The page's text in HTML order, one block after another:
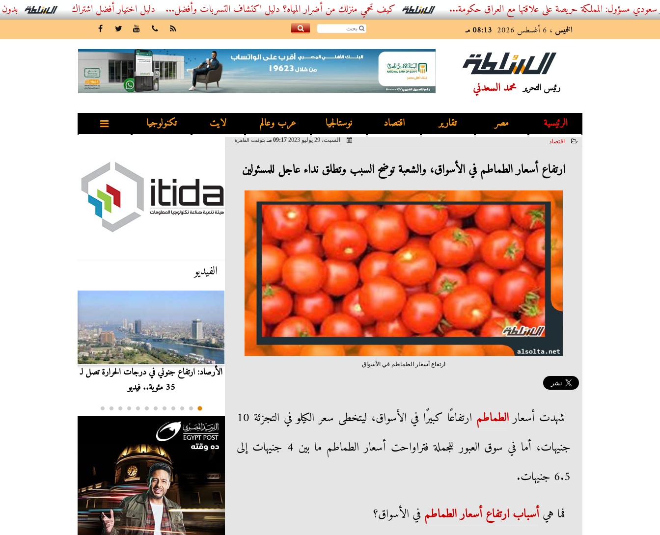
أفضل اشتراك IPTV بدون تقطيع 2026 – دليل المشاهد العصري المملكة حريصة على علاقتها مع العراق حكومة... كيف تحمي منزلك من أضرار المياه؟ دليل اكتشاف التسربات وأفضل...
الخميس ، 6 أغسطس 2026 08:13 مـ
رئيس التحرير محمد السعدني
الرئيسية مصر تقارير اقتصاد نوستالجيا عرب وعالم لايت تكنولوجيا
اقتصاد السبت، 29 يوليو 2023 09:17 مـ بتوقيت القاهرة
ارتفاع أسعار الطماطم في الأسواق، والشعبة توضح السبب وتطلق نداء عاجل للمسئولين
ارتفاع أسعار الطماطم في الأسواق
شهدت أسعارالطماطم
ارتفاعًا كبيرًا في الأسواق، ليتخطى سعر الكيلو في التجزئة 10
جنيهات، أما في سوق العبور للجملة فتراواحت أسعار الطماطم ما بين 4 جنيهات إلى
6.5 جنيهات.
فما هيأسباب ارتفاع أسعار الطماطمفي الأسواق؟
الفيديو
بث مباشر.. مباراة الزمالك وسيراميكا كليوباترا في
الأرصاد: ارتفاع جنوني في درجات الحرارة تصل لـ
35 مئوية.. فيديو